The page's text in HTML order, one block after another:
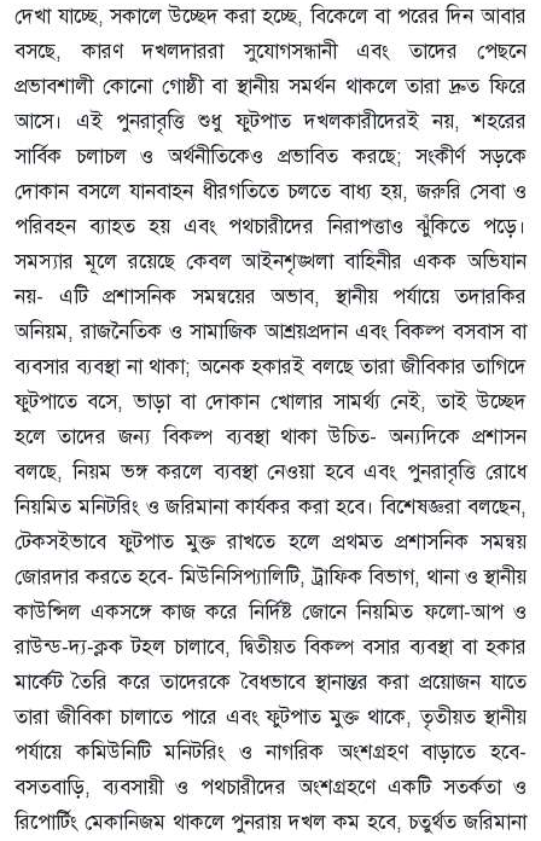
দেখা যাচ্ছে, সকালে উচ্ছেদ করা হচ্ছে, বিকেলে বা পরের দিন আবার
বসছে, কারণ দখলদাররা সুযোগসন্ধানী এবং তাদের পেছনে
প্রভাবশালী কোনো গোষ্ঠী বা স্থানীয় সমর্থন থাকলে তারা দ্রুত ফিরে
আসে। এই পুনরাবৃত্তি শুধু ফুটপাত দখলকারীদেরই নয়, শহরের
সার্বিক চলাচল ও অর্থনীতিকেও প্রভাবিত করছে; সংকীর্ণ সড়কে
দোকান বসলে যানবাহন ধীরগতিতে চলতে বাধ্য হয়, জরুরি সেবা ও
পরিবহন ব্যাহত হয় এবং পথচারীদের নিরাপত্তাও ঝুঁকিতে পড়ে।
সমস্যার মূলে রয়েছে কেবল আইনশৃঙ্খলা বাহিনীর একক অভিযান
নয়- এটি প্রশাসনিক সমন্বয়ের অভাব, স্থানীয় পর্যায়ে তদারকির
অনিয়ম, রাজনৈতিক ও সামাজিক আশ্রয়প্রদান এবং বিকল্প বসবাস বা
ব্যবসার ব্যবস্থা না থাকা; অনেক হকারই বলছে তারা জীবিকার তাগিদে
ফুটপাতে বসে, ভাড়া বা দোকান খোলার সামর্থ্য নেই, তাই উচ্ছেদ
হলে তাদের জন্য বিকল্প ব্যবস্থা থাকা উচিত- অন্যদিকে প্রশাসন
বলছে, নিয়ম ভঙ্গ করলে ব্যবস্থা নেওয়া হবে এবং পুনরাবৃত্তি রোধে
নিয়মিত মনিটরিং ও জরিমানা কার্যকর করা হবে। বিশেষজ্ঞরা বলছেন,
টেকসইভাবে ফুটপাত মুক্ত রাখতে হলে প্রথমত প্রশাসনিক সমন্বয়
জোরদার করতে হবে- মিউনিসিপ্যালিটি, ট্রাফিক বিভাগ, থানা ও স্থানীয়
কাউন্সিল একসঙ্গে কাজ করে নির্দিষ্ট জোনে নিয়মিত ফলো‑আপ ও
রাউন্ড‑দ্য‑ক্লক টহল চালাবে, দ্বিতীয়ত বিকল্প বসার ব্যবস্থা বা হকার
মার্কেট তৈরি করে তাদেরকে বৈধভাবে স্থানান্তর করা প্রয়োজন যাতে
তারা জীবিকা চালাতে পারে এবং ফুটপাত মুক্ত থাকে, তৃতীয়ত স্থানীয়
পর্যায়ে কমিউনিটি মনিটরিং ও নাগরিক অংশগ্রহণ বাড়াতে হবে-
বসতবাড়ি, ব্যবসায়ী ও পথচারীদের অংশগ্রহণে একটি সতর্কতা ও
রিপোর্টিং মেকানিজম থাকলে পুনরায় দখল কম হবে, চতুর্থত জরিমানা